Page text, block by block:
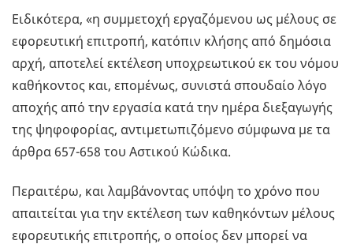
Ειδικότερα, «η συμμετοχή εργαζόμενου ως μέλους σε
εφορευτική επιτροπή, κατόπιν κλήσης από δημόσια
αρχή, αποτελεί εκτέλεση υποχρεωτικού εκ του νόμου
καθήκοντος και, επομένως, συνιστά σπουδαίο λόγο
αποχής από την εργασία κατά την ημέρα διεξαγωγής
της ψηφοφορίας, αντιμετωπιζόμενο σύμφωνα με τα
άρθρα 657-658 του Αστικού Κώδικα.
Περαιτέρω, και λαμβάνοντας υπόψη το χρόνο που
απαιτείται για την εκτέλεση των καθηκόντων μέλους
εφορευτικής επιτροπής, ο οποίος δεν μπορεί να